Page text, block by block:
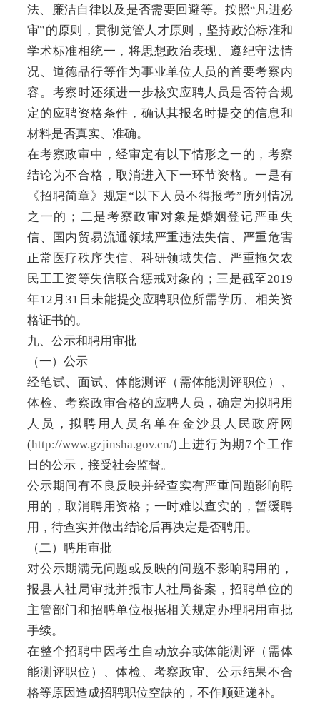
法、廉洁自律以及是否需要回避等。按照“凡进必
审”的原则，贯彻党管人才原则，坚持政治标准和
学术标准相统一，将思想政治表现、遵纪守法情
况、道德品行等作为事业单位人员的首要考察内
容。考察时还须进一步核实应聘人员是否符合规
定的应聘资格条件，确认其报名时提交的信息和
材料是否真实、准确。
在考察政审中，经审定有以下情形之一的，考察
结论为不合格，取消进入下一环节资格。一是有
《招聘简章》规定“以下人员不得报考”所列情况
之一的；二是考察政审对象是婚姻登记严重失
信、国内贸易流通领域严重违法失信、严重危害
正常医疗秩序失信、科研领域失信、严重拖欠农
民工工资等失信联合惩戒对象的；三是截至2019
年12月31日未能提交应聘职位所需学历、相关资
格证书的。
九、公示和聘用审批
（一）公示
经笔试、面试、体能测评（需体能测评职位）、
体检、考察政审合格的应聘人员，确定为拟聘用
人员，拟聘用人员名单在金沙县人民政府网
(http://www.gzjinsha.gov.cn/)上进行为期7个工作
日的公示，接受社会监督。
公示期间有不良反映并经查实有严重问题影响聘
用的，取消聘用资格；一时难以查实的，暂缓聘
用，待查实并做出结论后再决定是否聘用。
（二）聘用审批
对公示期满无问题或反映的问题不影响聘用的，
报县人社局审批并报市人社局备案，招聘单位的
主管部门和招聘单位根据相关规定办理聘用审批
手续。
在整个招聘中因考生自动放弃或体能测评（需体
能测评职位）、体检、考察政审、公示结果不合
格等原因造成招聘职位空缺的，不作顺延递补。